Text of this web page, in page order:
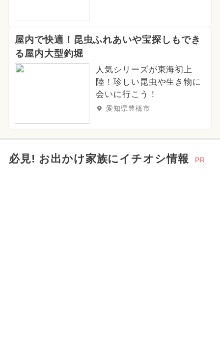
屋内で快適！昆虫ふれあいや宝探しもでき
る屋内大型釣堀
人気シリーズが東海初上
陸！珍しい昆虫や生き物に
会いに行こう！
愛知県豊橋市
必見! お出かけ家族にイチオシ情報 PR